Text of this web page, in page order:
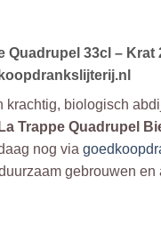
Quadrupel 33cl –
krachtig, biologisch
La Trappe Quadrupel
nog via
gebrouwen en